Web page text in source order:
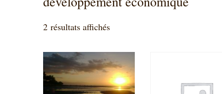
2 résultats affichésTrié
plus
récent
au